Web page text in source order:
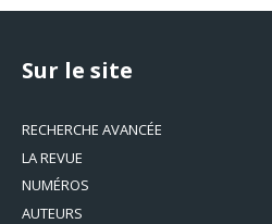
Sur le site
RECHERCHE AVANCÉE
LA REVUE
NUMÉROS
AUTEURS